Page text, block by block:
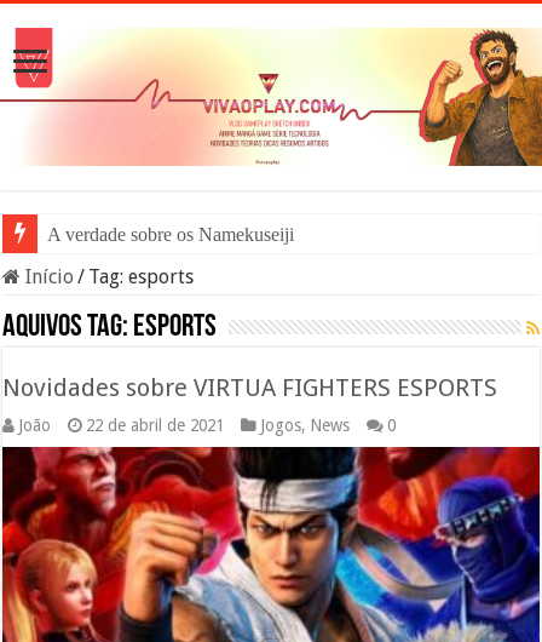
A verdade sobre os Namekuseijins – DRA
Início / Tag:esports
Aquivos tag: esports
Novidades sobre VIRTUA FIGHTERS ESPORTS
João 22 de abril de 2021 Jogos, News 0